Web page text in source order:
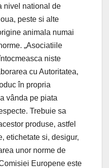
nivel national de
peste si alte
animala numai
„Asociatiile
niste
cu Autoritatea,
în propria
vânda pe piata
Trebuie sa
produse, astfel
etichetate si, desigur,
unor norme de
Europene este